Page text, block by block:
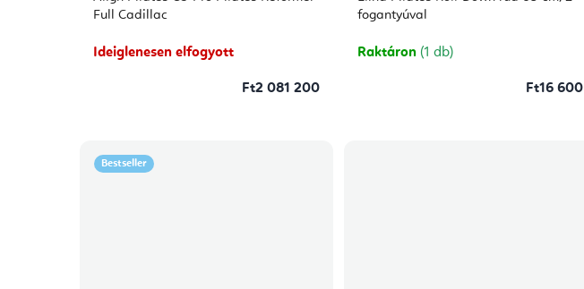
Full Cadillac
Ideiglenesen elfogyott
Ft2 081 200
fogantyúval
Raktáron (1 db)
Ft16 600
Bestseller